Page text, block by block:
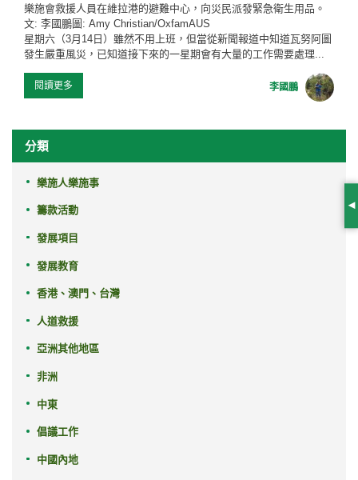
樂施會救援人員在維拉港的避難中心，向災民派發緊急衛生用品。
文: 李國鵬圖: Amy Christian/OxfamAUS
星期六（3月14日）雖然不用上班，但當從新聞報道中知道瓦努阿圖
發生嚴重風災，已知道接下來的一星期會有大量的工作需要處理...
閱讀更多 李國鵬
分類
樂施人樂施事
籌款活動
發展項目
發展教育
香港、澳門、台灣
人道救援
亞洲其他地區
非洲
中東
倡議工作
中國內地